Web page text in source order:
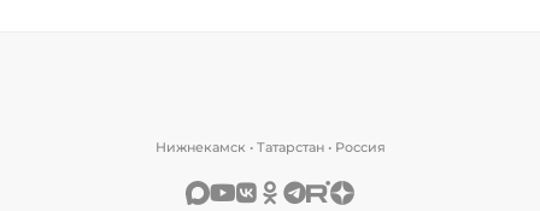
Нижнекамск • Татарстан • Россия